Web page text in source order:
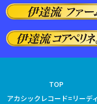
TOP
アカシックレコード=リーデ